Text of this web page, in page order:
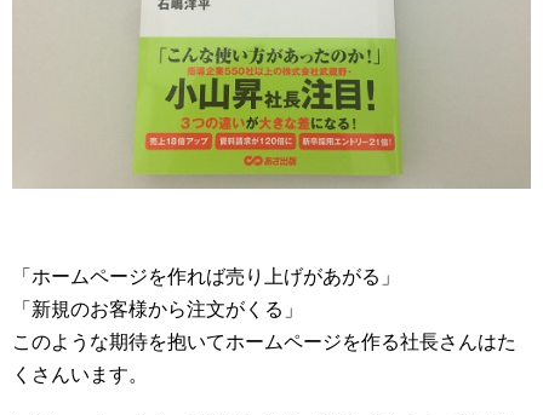
「ホームページを作れば売り上げがあがる」
「新規のお客様から注文がくる」
このような期待を抱いてホームページを作る社長さんはた
くさんいます。